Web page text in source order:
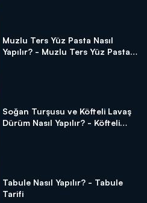
Muzlu Ters Yüz Pasta Nasıl
Yapılır? - Muzlu Ters Yüz Pasta
Soğan Turşusu ve Köfteli Lavaş
Dürüm Nasıl Yapılır? - Köfteli
Tabule Nasıl Yapılır? - Tabule
Tarifi